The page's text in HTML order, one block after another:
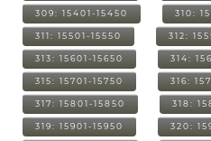
309: 15401-15450 310:
311: 15501-15550 312:
313: 15601-15650 314:
315: 15701-15750 316:
317: 15801-15850 318:
319: 15901-15950 320: